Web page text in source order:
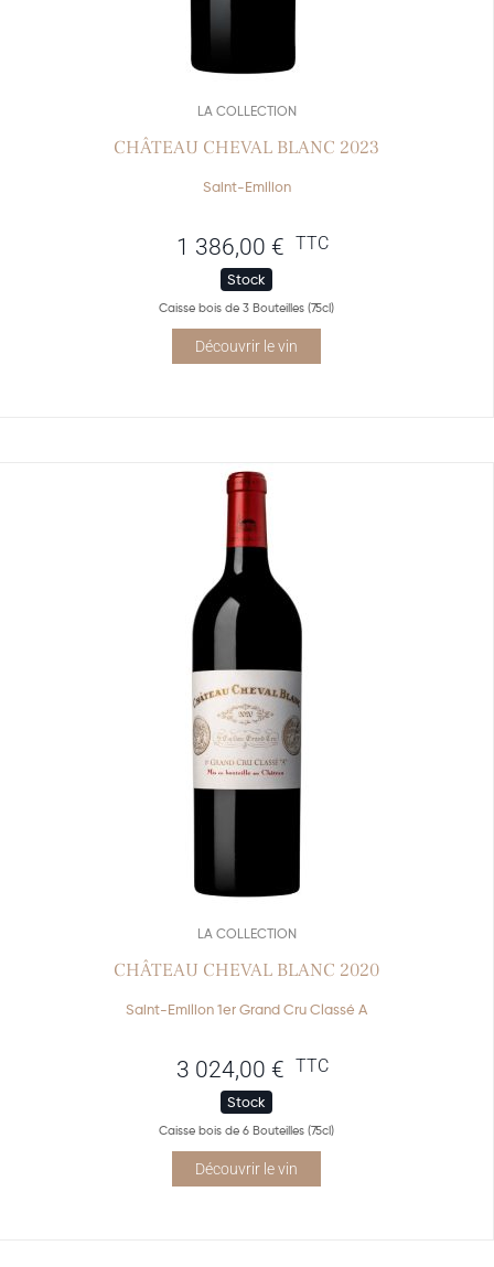
LA COLLECTION
CHÂTEAU CHEVAL BLANC 2023
Saint-Emilion
1 386,00 € TTC
Stock
Caisse bois de 3 Bouteilles (75cl)
Découvrir le vin
LA COLLECTION
CHÂTEAU CHEVAL BLANC 2020
Saint-Emilion 1er Grand Cru Classé A
3 024,00 € TTC
Stock
Caisse bois de 6 Bouteilles (75cl)
Découvrir le vin